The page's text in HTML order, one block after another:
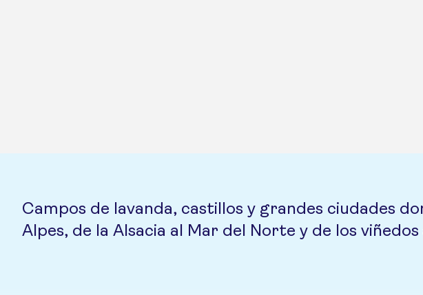
Campos de lavanda, castillos y grandes ciudades
Alpes, de la Alsacia al Mar del Norte y de los